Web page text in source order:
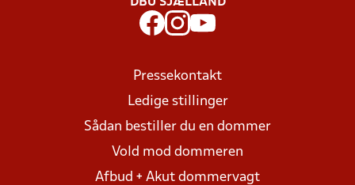
DBU SJÆLLAND
Pressekontakt
Ledige stillinger
Sådan bestiller du en dommer
Vold mod dommeren
Afbud + Akut dommervagt